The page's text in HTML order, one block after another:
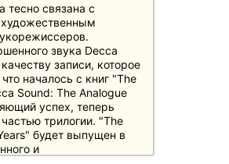
тесно связана с
художественным
звука Decca
записи, которое
началось с книг "The
Sound: The Analogue
успех, теперь
трилогии. "The
будет выпущен в
и